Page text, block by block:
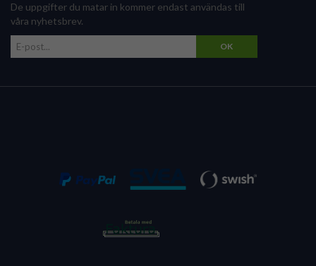
De uppgifter du matar in kommer endast användas till
våra nyhetsbrev.
OK